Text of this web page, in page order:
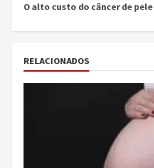
O alto custo do câncer de pele
RELACIONADOS